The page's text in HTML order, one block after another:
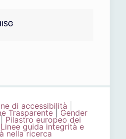
IISG
di accessibilità
Trasparente| Gender
Pilastro europeo dei
Linee guida integrità e
nella ricerca